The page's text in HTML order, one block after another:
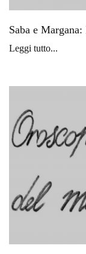
Saba e
Leggi tutto...